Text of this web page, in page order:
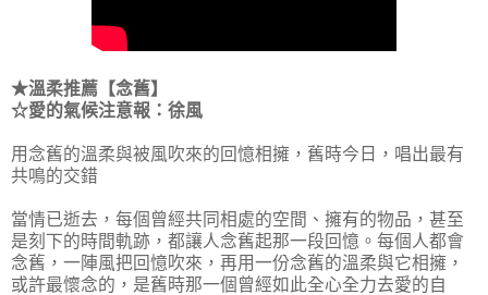
★溫柔推薦【念舊】
☆愛的氣候注意報：徐風
用念舊的溫柔與被風吹來的回憶相擁，舊時今日，唱出最有
共鳴的交錯
當情已逝去，每個曾經共同相處的空間、擁有的物品，甚至
是刻下的時間軌跡，都讓人念舊起那一段回憶。每個人都會
念舊，一陣風把回憶吹來，再用一份念舊的溫柔與它相擁，
或許最懷念的，是舊時那一個曾經如此全心全力去愛的自